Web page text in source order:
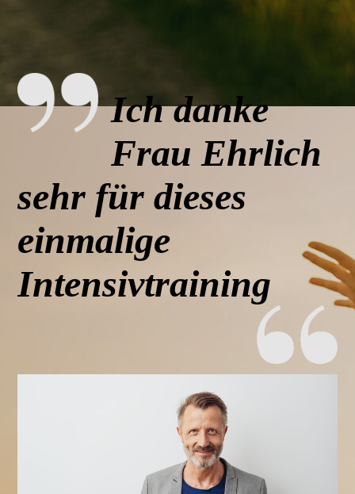
Ich danke
Frau Ehrlich
sehr für dieses
einmalige
Intensivtraining